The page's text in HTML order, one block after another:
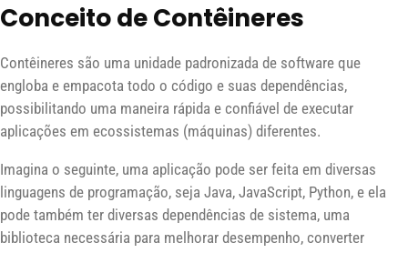
Conceito de Contêineres
Contêineres são uma unidade padronizada de software que
engloba e empacota todo o código e suas dependências,
possibilitando uma maneira rápida e confiável de executar
aplicações em ecossistemas (máquinas) diferentes.
Imagina o seguinte, uma aplicação pode ser feita em diversas
linguagens de programação, seja Java, JavaScript, Python, e ela
pode também ter diversas dependências de sistema, uma
biblioteca necessária para melhorar desempenho, converter